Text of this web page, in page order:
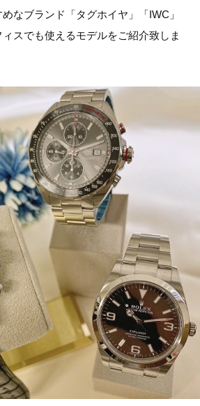
なブランド「タグホイヤ」「IWC」
ィスでも使えるモデルをご紹介致しま